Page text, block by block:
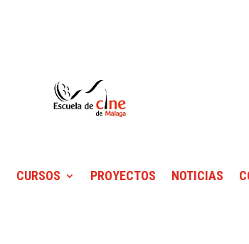
CURSOS PROYECTOS NOTICIAS